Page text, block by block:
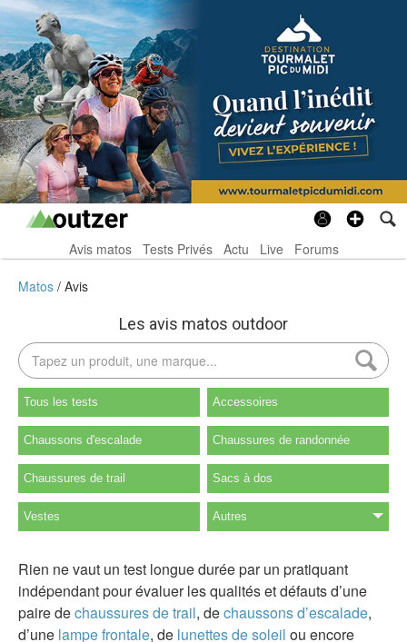
Avis matos Tests Privés Actu Live Forums
Matos Avis
Les avis matos outdoor
Tous les tests Accessoires
Chaussons d'escalade Chaussures de randonnée
Chaussures de trail Sacs à dos
Vestes Autres
Rien ne vaut un test longue durée par un pratiquant
indépendant pour évaluer les qualités et défauts d’une
paire dechaussures de trail, dechaussons d’escalade,
d’une lampe frontale, de lunettes de soleil ou encore